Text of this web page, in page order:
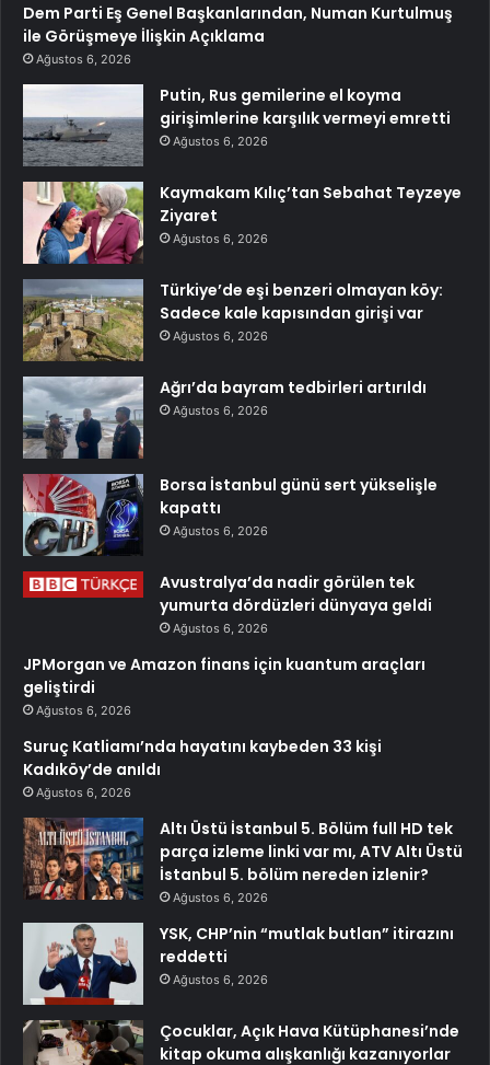
Dem Parti Eş Genel Başkanlarından, Numan Kurtulmuş
ile Görüşmeye İlişkin Açıklama
Ağustos 6, 2026
Putin, Rus gemilerine el koyma
girişimlerine karşılık vermeyi emretti
Ağustos 6, 2026
Kaymakam Kılıç’tan Sebahat Teyzeye
Ziyaret
Ağustos 6, 2026
Türkiye’de eşi benzeri olmayan köy:
Sadece kale kapısından girişi var
Ağustos 6, 2026
Ağrı’da bayram tedbirleri artırıldı
Ağustos 6, 2026
Borsa İstanbul günü sert yükselişle
kapattı
Ağustos 6, 2026
Avustralya’da nadir görülen tek
yumurta dördüzleri dünyaya geldi
Ağustos 6, 2026
JPMorgan ve Amazon finans için kuantum araçları
geliştirdi
Ağustos 6, 2026
Suruç Katliamı’nda hayatını kaybeden 33 kişi
Kadıköy’de anıldı
Ağustos 6, 2026
Altı Üstü İstanbul 5. Bölüm full HD tek
parça izleme linki var mı, ATV Altı Üstü
İstanbul 5. bölüm nereden izlenir?
Ağustos 6, 2026
YSK, CHP’nin “mutlak butlan” itirazını
reddetti
Ağustos 6, 2026
Çocuklar, Açık Hava Kütüphanesi’nde
kitap okuma alışkanlığı kazanıyorlar